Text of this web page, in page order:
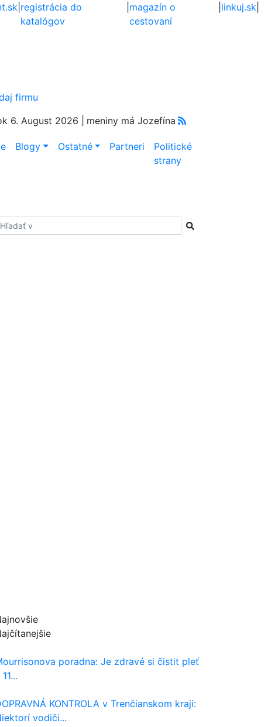
registrácia do
katalógov
magazín o
cestovaní
linkuj.sk|
firmu
6. August 2026 | meniny má Jozefína
Blogy Ostatné Partneri
Politické
strany
Hladať
poradna: Je zdravé si čistit pleť
KONTROLA v Trenčianskom kraji:
vodiči...